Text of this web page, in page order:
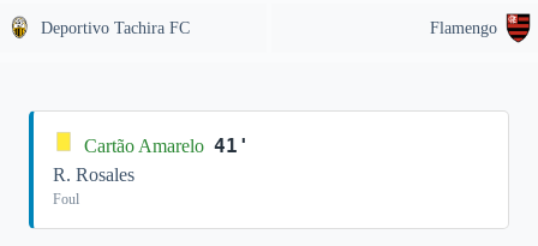
Deportivo Tachira FC Flamengo
Cartão Amarelo 41'
R. Rosales
Foul